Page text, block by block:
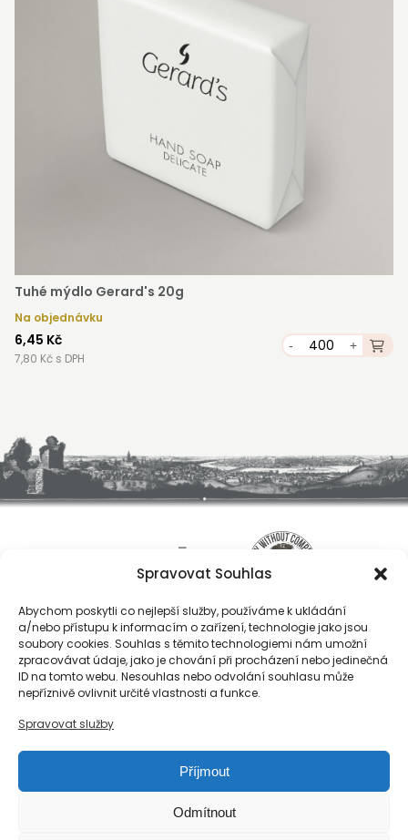
Spravovat Souhlas
Abychom poskytli co nejlepší služby, používáme k ukládání
a/nebo přístupu k informacím o zařízení, technologie jako jsou
soubory cookies. Souhlas s těmito technologiemi nám umožní
zpracovávat údaje, jako je chování při procházení nebo jedinečná
ID na tomto webu. Nesouhlas nebo odvolání souhlasu může
nepříznivě ovlivnit určité vlastnosti a funkce.
Spravovat služby
Příjmout
Odmítnout
Tuhé mýdlo Gerard's 20g
Na objednávku
6,45 Kč
7,80 Kč s DPH
- +
O nás
Obchodní podmínky
Zásady ochrany osobních údajů